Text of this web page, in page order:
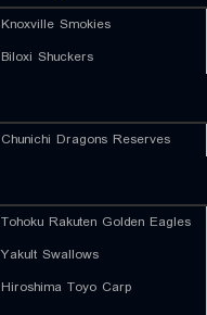
Knoxville Smokies
Biloxi Shuckers
Chunichi Dragons Reserves
Tohoku Rakuten Golden Eagles
Yakult Swallows
Hiroshima Toyo Carp